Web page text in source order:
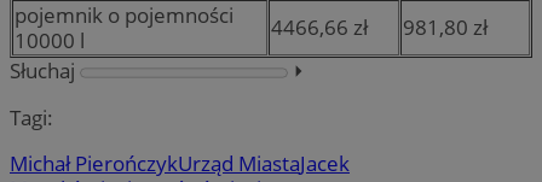
pojemnik o pojemności
10000 l
4466,66 zł
981,80 zł
Słuchaj
⏵︎
Tagi:
Michał PierończykUrząd MiastaJacek